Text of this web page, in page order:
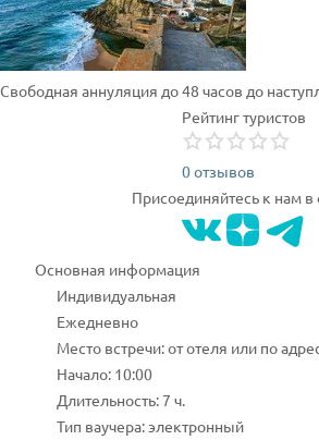
Свободная аннуляция до 48 часов до
Рейтинг туристов
0 отзывов
Присоединяйтесь к нам в
Основная информация
Индивидуальная
Ежедневно
Место встречи: от отеля или по
Начало: 10:00
Длительность: 7 ч.
Тип ваучера: электронный